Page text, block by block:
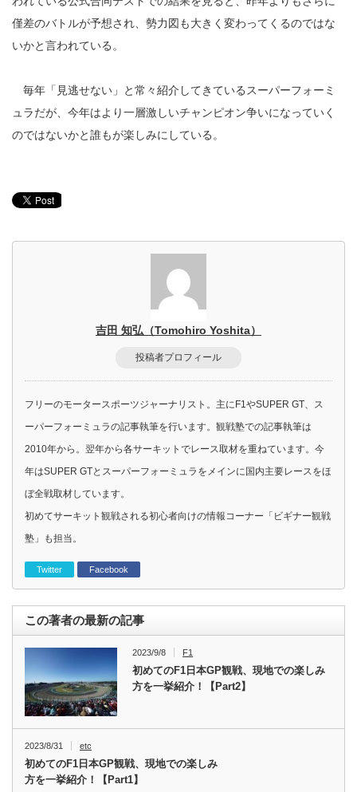
僅差のバトルが予想され、勢力図も大きく変わってくるのではな
いかと言われている。
毎年「見逃せない」と常々紹介してきているスーパーフォーミ
ュラだが、今年はより一層激しいチャンピオン争いになっていく
のではないかと誰もが楽しみにしている。
吉田 知弘（Tomohiro Yoshita）
投稿者プロフィール
フリーのモータースポーツジャーナリスト。主にF1やSUPER GT、ス
ーパーフォーミュラの記事執筆を行います。観戦塾での記事執筆は
2010年から。翌年から各サーキットでレース取材を重ねています。今
年はSUPER GTとスーパーフォーミュラをメインに国内主要レースをほ
ぼ全戦取材しています。
初めてサーキット観戦される初心者向けの情報コーナー「ビギナー観戦
塾」も担当。
Twitter Facebook
この著者の最新の記事
2023/9/8 F1
初めてのF1日本GP観戦、現地での楽しみ
方を一挙紹介！【Part2】
2023/8/31 etc
初めてのF1日本GP観戦、現地での楽しみ
方を一挙紹介！【Part1】